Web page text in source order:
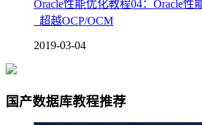
Oracle性能优化教程04：Oracle
_超越OCP/OCM
2019-03-04
国产数据库教程推荐